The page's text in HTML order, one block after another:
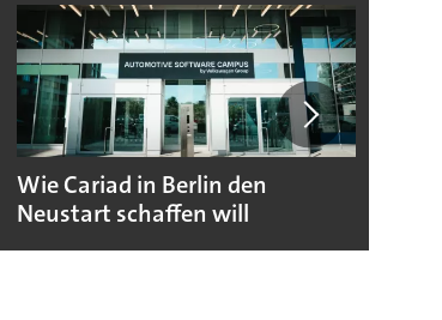
Wie Cariad in Berlin den
Neustart schaffen will